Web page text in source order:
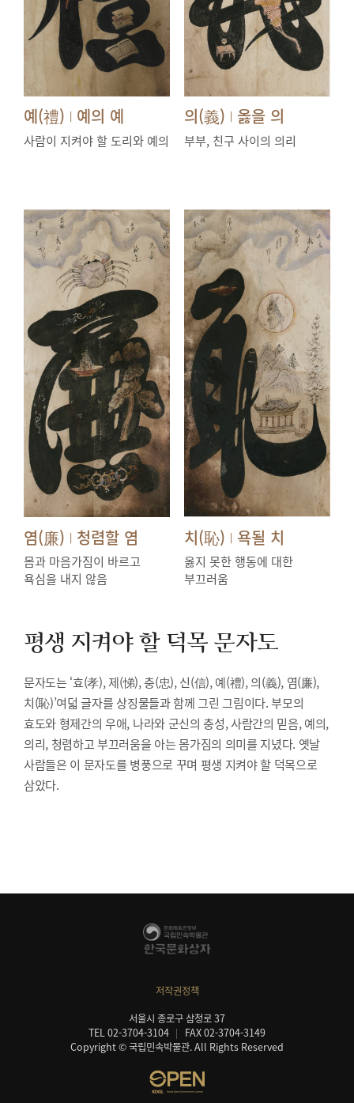
예(禮) | 예의 예
사람이 지켜야 할 도리와 예의
의(義) | 옳을 의
부부, 친구 사이의 의리
염(廉) | 청렴할 염
몸과 마음가짐이 바르고
욕심을 내지 않음
치(恥) | 욕될 치
옳지 못한 행동에 대한
부끄러움
평생 지켜야 할 덕목 문자도
문자도는 ‘효(孝), 제(悌), 충(忠), 신(信), 예(禮), 의(義), 염(廉),
치(恥)’여덟 글자를 상징물들과 함께 그린 그림이다. 부모의
효도와 형제간의 우애, 나라와 군신의 충성, 사람간의 믿음, 예의,
의리, 청렴하고 부끄러움을 아는 몸가짐의 의미를 지녔다. 옛날
사람들은 이 문자도를 병풍으로 꾸며 평생 지켜야 할 덕목으로
삼았다.
저작권정책
서울시 종로구 삼청로 37
TEL 02-3704-3104
FAX 02-3704-3149
Copyright © 국립민속박물관. All Rights Reserved